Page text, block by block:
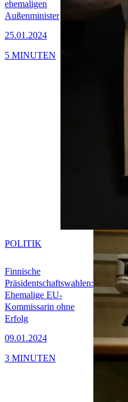
ehemaligen
Außenminister
25.01.2024
5 MINUTEN
Finnische
Präsidentschaftswahlen:
Ehemalige EU-
Kommissarin ohne
Erfolg
09.01.2024
POLITIK
3 MINUTEN